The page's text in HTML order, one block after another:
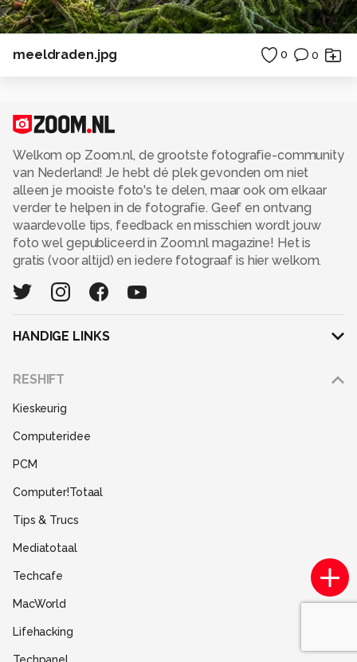
meeldraden.jpg 0 0
Welkom op Zoom.nl, de grootste fotografie-community
van Nederland! Je hebt dé plek gevonden om niet
alleen je mooiste foto's te delen, maar ook om elkaar
verder te helpen in de fotografie. Geef en ontvang
waardevolle tips, feedback en misschien wordt jouw
foto wel gepubliceerd in Zoom.nl magazine! Het is
gratis (voor altijd) en iedere fotograaf is hier welkom.
HANDIGE LINKS
RESHIFT
Kieskeurig
Computeridee
PCM
Computer!Totaal
Tips & Trucs
Mediatotaal
Techcafe
MacWorld
Lifehacking